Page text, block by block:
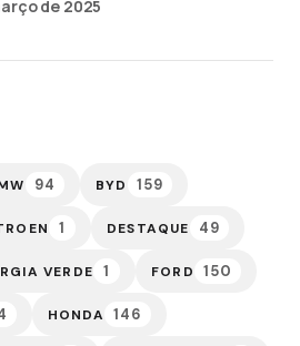
de 2025
94 BYD 159
1 DESTAQUE 49
VERDE 1 FORD 150
HONDA 146